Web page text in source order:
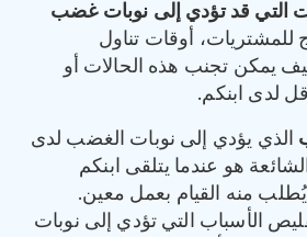
التي قد تؤدي إلى نوبات غضب
للمشتريات، أوقات تناول
يمكن تجنب هذه الحالات أو
لدى ابنكم.
الذي يؤدي إلى نوبات الغضب لدى
هو عندما يتلقى ابنكم
يُطلب منه القيام بعمل معين.
الأسباب التي تؤدي إلى نوبات